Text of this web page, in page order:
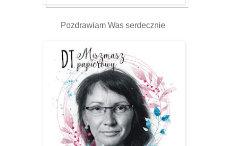
Pozdrawiam Was serdecznie